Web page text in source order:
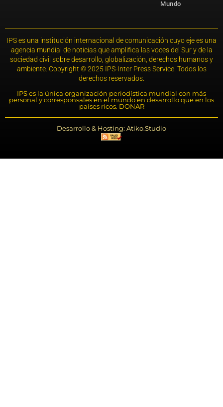
Mundo
IPS es una institución internacional de comunicación cuyo eje es una
agencia mundial de noticias que amplifica las voces del Sur y de la
sociedad civil sobre desarrollo, globalización, derechos humanos y
ambiente. Copyright © 2025 IPS-Inter Press Service. Todos los
derechos reservados.
IPS es la única organización periodística mundial con más
personal y corresponsales en el mundo en desarrollo que en los
países ricos. DONAR
Desarrollo & Hosting: Atiko.Studio